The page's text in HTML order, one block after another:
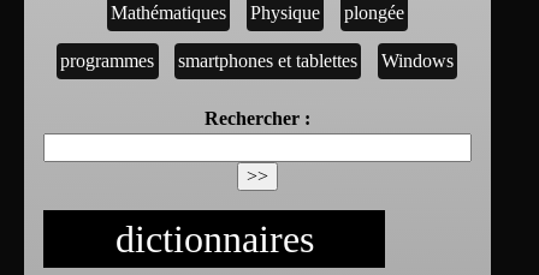
Mathématiques Physique plongée
programmes smartphones et tablettes Windows
Rechercher :
dictionnaires